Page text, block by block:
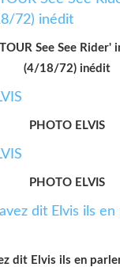
See See Rider'
(4/18/72) inédit
PHOTO ELVIS
PHOTO ELVIS
dit Elvis ils en